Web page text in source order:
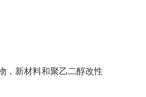
，新材料和聚乙二醇改性